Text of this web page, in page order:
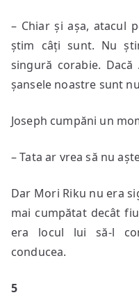
– Chiar și așa, atacul
știm câți sunt. Nu
singură corabie.
șansele noastre sunt
Joseph cumpăni un
– Tata ar vrea să nu
Dar Mori Riku nu era
mai cumpătat decât
era locul lui să-l
conducea.
5